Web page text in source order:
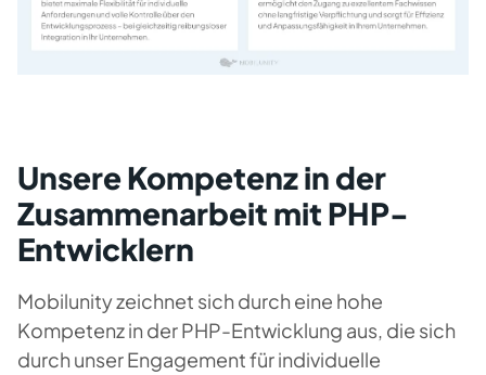
Unsere Kompetenz in der
Zusammenarbeit mit PHP-
Entwicklern
Mobilunity zeichnet sich durch eine hohe
Kompetenz in der PHP-Entwicklung aus, die sich
durch unser Engagement für individuelle